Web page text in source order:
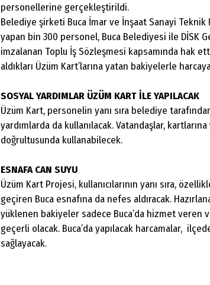
personellerine gerçekleştirildi.
Belediye şirketi Buca İmar ve İnşaat Sanayi
yapan bin 300 personel, Buca Belediyesi ile DİSK
imzalanan Toplu İş Sözleşmesi kapsamında hak
aldıkları Üzüm Kart’larına yatan bakiyelerle
SOSYAL YARDIMLAR ÜZÜM KART İLE YAPILACAK
Üzüm Kart, personelin yanı sıra belediye
yardımlarda da kullanılacak. Vatandaşlar,
doğrultusunda kullanabilecek.
ESNAFA CAN SUYU
Üzüm Kart Projesi, kullanıcılarının yanı sıra,
geçiren Buca esnafına da nefes aldıracak.
yüklenen bakiyeler sadece Buca’da hizmet veren
geçerli olacak. Buca’da yapılacak harcamalar,
sağlayacak.